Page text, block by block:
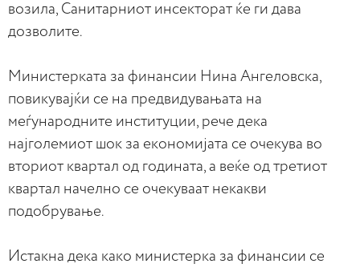
возила, Санитарниот инсекторат ќе ги дава
дозволите.
Министерката за финансии Нина Ангеловска,
повикувајќи се на предвидувањата на
меѓународните институции, рече дека
најголемиот шок за економијата се очекува во
вториот квартал од годината, а веќе од третиот
квартал начелно се очекуваат некакви
подобрување.
Истакна дека како министерка за финансии се